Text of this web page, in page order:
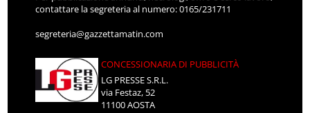
contattare la segreteria al numero: 0165/231711
segreteria@gazzettamatin.com
CONCESSIONARIA DI PUBBLICITÀ
LG PRESSE S.R.L.
via Festaz, 52
11100 AOSTA